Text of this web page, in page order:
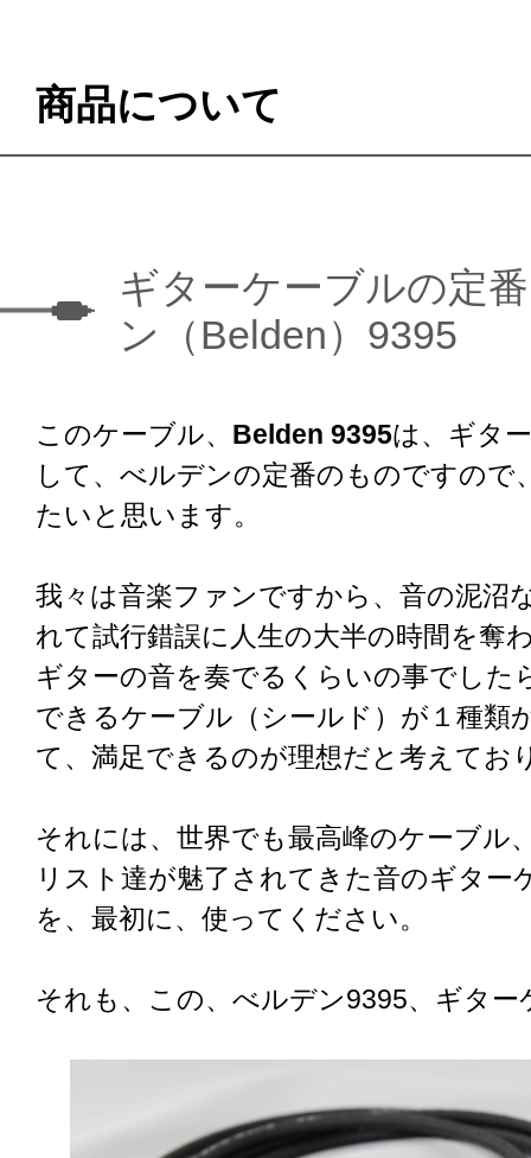
商品について
ギターケーブルの定
ン（Belden）9395
このケーブル、 Belden 9395は、ギタ
して、べルデンの定番のものですので
たいと思います。
我々は音楽ファンですから、音の泥沼
れて試行錯誤に人生の大半の時間を奪
ギターの音を奏でるくらいの事でした
できるケーブル（シールド）が１種類
て、満足できるのが理想だと考えてお
それには、世界でも最高峰のケーブル
リスト達が魅了されてきた音のギター
を、最初に、使ってください。
それも、この、べルデン9395、ギター